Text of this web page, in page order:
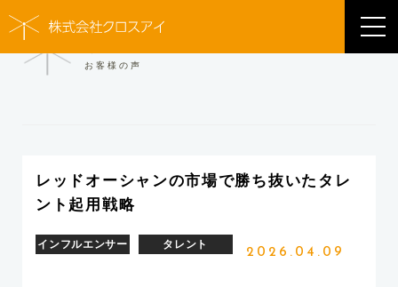
VOICE
お客様の声
レッドオーシャンの市場で勝ち抜いたタレ
ント起用戦略
インフルエンサー タレント
2026.04.09